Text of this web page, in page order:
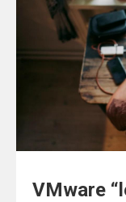
VMware